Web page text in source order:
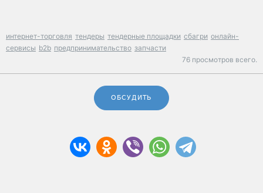
интернет-торговля тендеры тендерные площадки сбагри онлайн-
сервисы b2b предпринимательство запчасти
76 просмотров всего.
ОБСУДИТЬ